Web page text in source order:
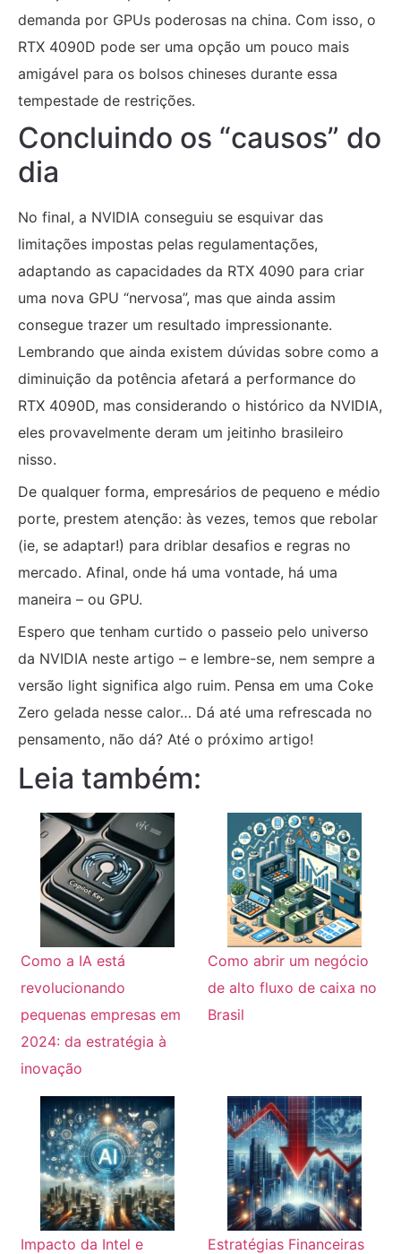
demanda por GPUs poderosas na china. Com isso, o
RTX 4090D pode ser uma opção um pouco mais
amigável para os bolsos chineses durante essa
tempestade de restrições.
Concluindo os “causos” do
dia
No final, a NVIDIA conseguiu se esquivar das
limitações impostas pelas regulamentações,
adaptando as capacidades da RTX 4090 para criar
uma nova GPU “nervosa”, mas que ainda assim
consegue trazer um resultado impressionante.
Lembrando que ainda existem dúvidas sobre como a
diminuição da potência afetará a performance do
RTX 4090D, mas considerando o histórico da NVIDIA,
eles provavelmente deram um jeitinho brasileiro
nisso.
De qualquer forma, empresários de pequeno e médio
porte, prestem atenção: às vezes, temos que rebolar
(ie, se adaptar!) para driblar desafios e regras no
mercado. Afinal, onde há uma vontade, há uma
maneira – ou GPU.
Espero que tenham curtido o passeio pelo universo
da NVIDIA neste artigo – e lembre-se, nem sempre a
versão light significa algo ruim. Pensa em uma Coke
Zero gelada nesse calor… Dá até uma refrescada no
pensamento, não dá? Até o próximo artigo!
Leia também:
Como a IA está
revolucionando
pequenas empresas em
2024: da estratégia à
inovação
Como abrir um negócio
de alto fluxo de caixa no
Brasil
Impacto da Intel e
Estratégias Financeiras